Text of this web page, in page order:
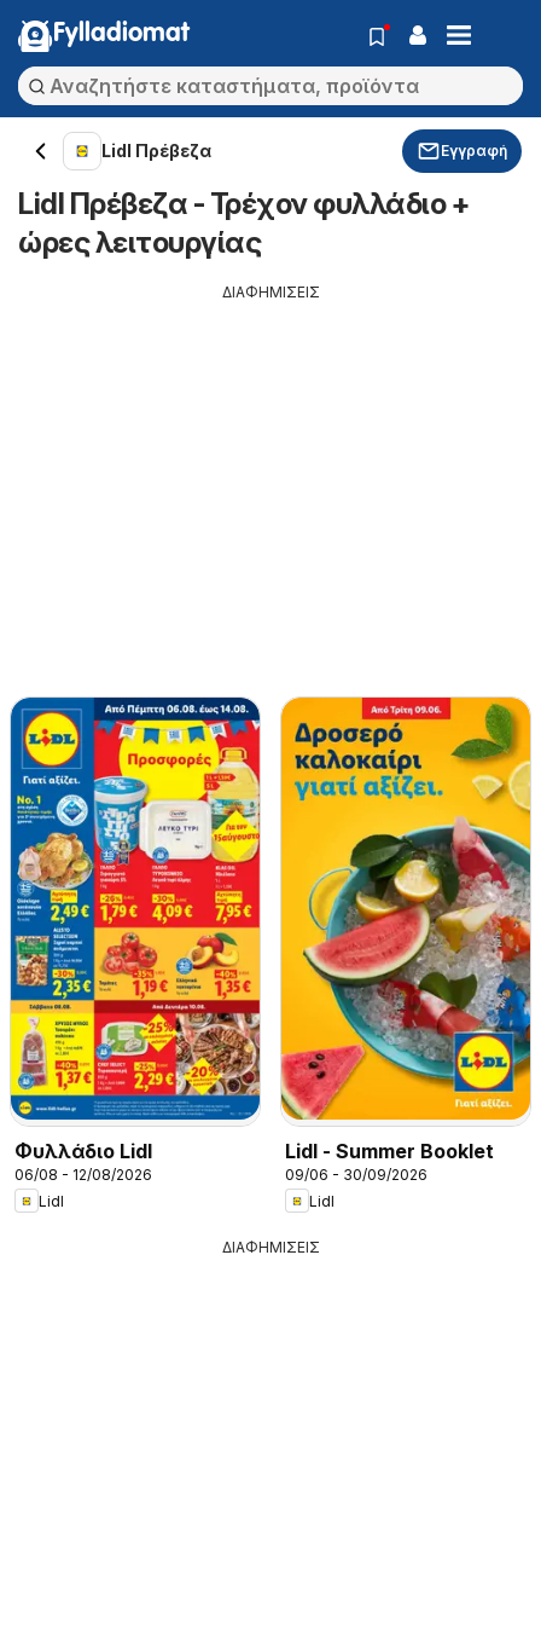
Fylladiomat
Lidl Πρέβεζα Εγγραφή
Lidl Πρέβεζα - Τρέχον φυλλάδιο +
ώρες λειτουργίας
ΔΙΑΦΗΜΙΣΕΙΣ
Φυλλάδιο Lidl
06/08 - 12/08/2026
Lidl
Lidl - Summer Booklet
09/06 - 30/09/2026
Lidl
ΔΙΑΦΗΜΙΣΕΙΣ